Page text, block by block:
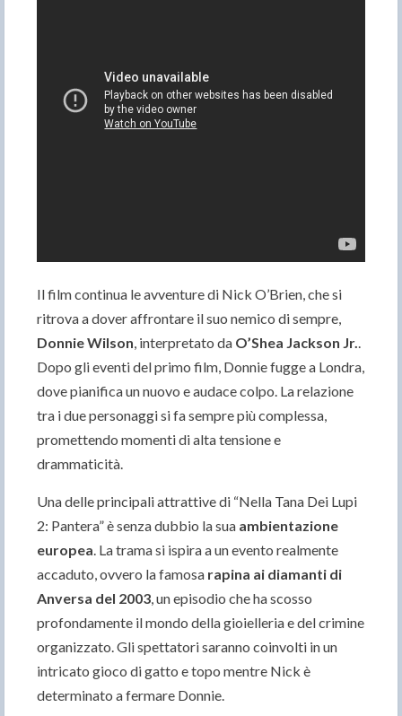
Il film continua le avventure di Nick O’Brien, che si
ritrova a dover affrontare il suo nemico di sempre,
Donnie Wilson, interpretato da O’Shea Jackson Jr..
Dopo gli eventi del primo film, Donnie fugge a Londra,
dove pianifica un nuovo e audace colpo. La relazione
tra i due personaggi si fa sempre più complessa,
promettendo momenti di alta tensione e
drammaticità.
Una delle principali attrattive di “Nella Tana Dei Lupi
2: Pantera” è senza dubbio la sua ambientazione
europea. La trama si ispira a un evento realmente
accaduto, ovvero la famosa rapina ai diamanti di
Anversa del 2003, un episodio che ha scosso
profondamente il mondo della gioielleria e del crimine
organizzato. Gli spettatori saranno coinvolti in un
intricato gioco di gatto e topo mentre Nick è
determinato a fermare Donnie.